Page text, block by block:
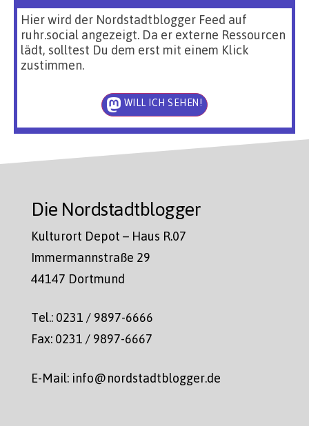
Hier wird der Nordstadtblogger Feed auf
ruhr.social angezeigt. Da er externe Ressourcen
lädt, solltest Du dem erst mit einem Klick
zustimmen.
WILL ICH SEHEN!
Die Nordstadtblogger
Kulturort Depot – Haus R.07
Immermannstraße 29
44147 Dortmund
Tel.: 0231 / 9897-6666
Fax: 0231 / 9897-6667
E-Mail: info@nordstadtblogger.de